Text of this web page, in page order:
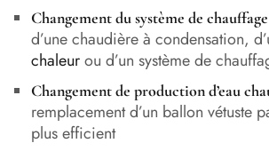
Changement du système de chauffage
d’une chaudière à condensation,
chaleurou d’un système de
Changement de production d’eau
remplacement d’un ballon vétuste
plus efficient